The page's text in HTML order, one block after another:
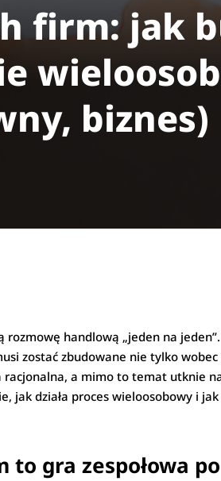
firm: jak
biznes)
handlową „jeden na
zostać zbudowane nie tylko
a mimo to temat utknie
jak działa proces wieloosobowy i
to gra zespołowa